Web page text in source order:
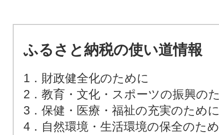
ふるさと納税の使い道情報
1．財政健全化のために
2．教育・文化・スポーツの振興の
3．保健・医療・福祉の充実のため
4．自然環境・生活環境の保全のた